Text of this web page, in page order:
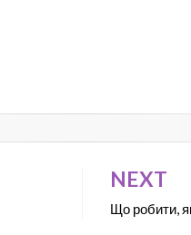
NEXT
Що робити,